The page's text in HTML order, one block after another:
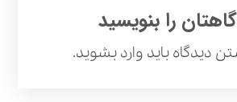
را بنویسید
دیدگاه باید وارد بشوید.